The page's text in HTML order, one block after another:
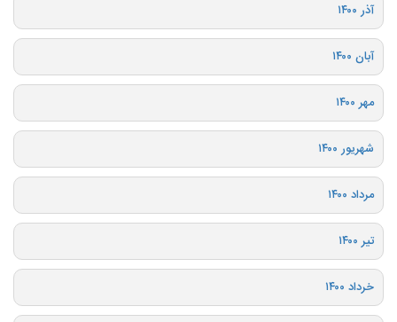
آذر ۱۴۰۰
آبان ۱۴۰۰
مهر ۱۴۰۰
شهریور ۱۴۰۰
مرداد ۱۴۰۰
تیر ۱۴۰۰
خرداد ۱۴۰۰